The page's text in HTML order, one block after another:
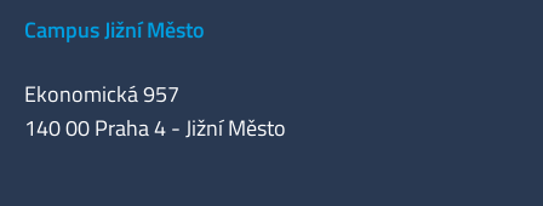
Campus Jižní Město
Ekonomická 957
140 00 Praha 4 - Jižní Město